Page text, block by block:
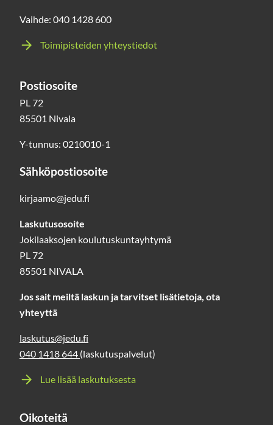
Vaihde: 040 1428 600
Toimipisteiden yhteystiedot
Postiosoite
PL 72
85501 Nivala
Y-tunnus: 0210010-1
Sähköpostiosoite
kirjaamo@jedu.fi
Laskutusosoite
Jokilaaksojen koulutuskuntayhtymä
PL 72
85501 NIVALA
Jos sait meiltä laskun ja tarvitset lisätietoja, ota
yhteyttä
laskutus@jedu.fi
040 1418 644 (laskutuspalvelut)
Lue lisää laskutuksesta
Oikoteitä